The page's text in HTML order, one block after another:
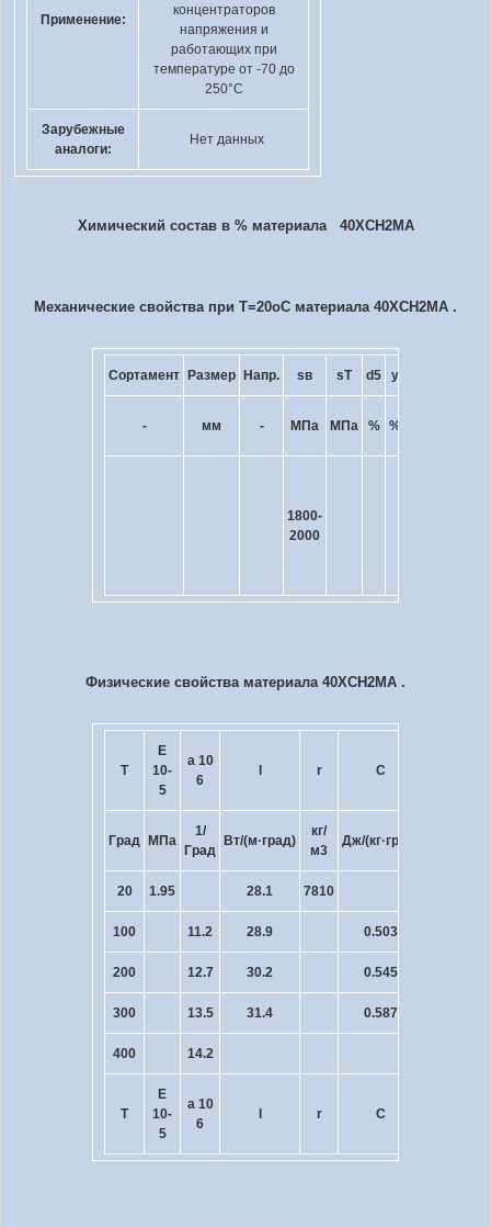
Применение:
концентраторов
напряжения и
работающих при
температуре от -70 до
250°C
Зарубежные
аналоги:
Нет данных
Химический состав в % материала 40ХСН2МА
Механические свойства при Т=20oС материала 40ХСН2МА .
Сортамент Размер Напр. sв sT d5 y
- мм - МПа МПа % %
1800-
2000
Физические свойства материала 40ХСН2МА .
T
E
10-
5
a 10
6
l r C
Град МПа
1/
Град
Вт/(м·град)
кг/
м3
Дж/(кг·град)
20 1.95 28.1 7810
100 11.2 28.9 0.503
200 12.7 30.2 0.545
300 13.5 31.4 0.587
400 14.2
T
E
10-
5
a 10
6
l r C